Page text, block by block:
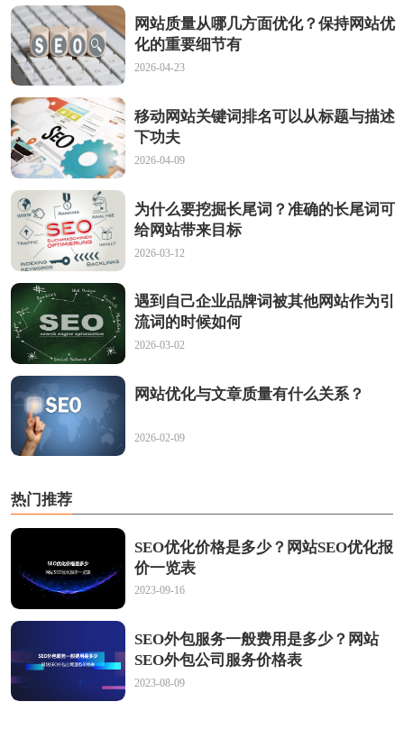
网站质量从哪几方面优化？保持网站优
化的重要细节有
2026-04-23
移动网站关键词排名可以从标题与描述
下功夫
2026-04-09
为什么要挖掘长尾词？准确的长尾词可
给网站带来目标
2026-03-12
遇到自己企业品牌词被其他网站作为引
流词的时候如何
2026-03-02
网站优化与文章质量有什么关系？
2026-02-09
热门推荐
SEO优化价格是多少？网站SEO优化报
价一览表
2023-09-16
SEO外包服务一般费用是多少？网站
SEO外包公司服务价格表
2023-08-09